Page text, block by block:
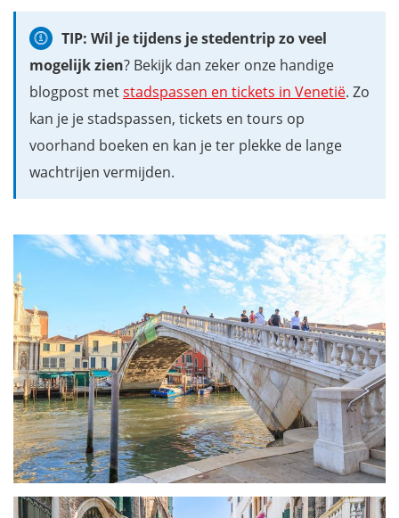
TIP: Wil je tijdens je stedentrip zo veel
mogelijk zien? Bekijk dan zeker onze handige
blogpost metstadspassen en tickets in Venetië. Zo
kan je je stadspassen, tickets en tours op
voorhand boeken en kan je ter plekke de lange
wachtrijen vermijden.